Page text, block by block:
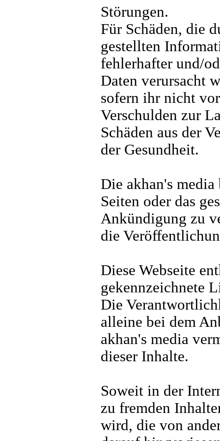
Störungen.
Für Schäden, die
gestellten
fehlerhafter und/
Daten verursacht
sofern ihr nicht
Verschulden zur
Schäden aus der
der Gesundheit.
Die akhan's
Seiten oder das
Ankündigung zu
die
Diese Webseite
gekennzeichnete
Die
alleine bei dem
akhan's media
dieser Inhalte.
Soweit in der
zu fremden
wird, die von